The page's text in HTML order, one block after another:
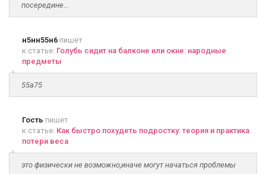
посередине...
н5нн55н6 пишет
к статье: Голубь сидит на балконе или окне: народные
предметы
55а75
Гость пишет
к статье: Как быстро похудеть подростку: теория и практика
потери веса
это физически не возможно,иначе могут начаться проблемы